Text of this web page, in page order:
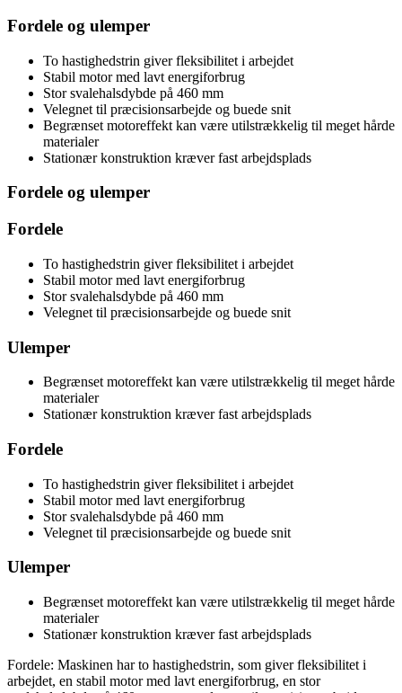
Fordele og ulemper
To hastighedstrin giver fleksibilitet i arbejdet
Stabil motor med lavt energiforbrug
Stor svalehalsdybde på 460 mm
Velegnet til præcisionsarbejde og buede snit
Begrænset motoreffekt kan være utilstrækkelig til meget hårde
materialer
Stationær konstruktion kræver fast arbejdsplads
Fordele og ulemper
Fordele
To hastighedstrin giver fleksibilitet i arbejdet
Stabil motor med lavt energiforbrug
Stor svalehalsdybde på 460 mm
Velegnet til præcisionsarbejde og buede snit
Ulemper
Begrænset motoreffekt kan være utilstrækkelig til meget hårde
materialer
Stationær konstruktion kræver fast arbejdsplads
Fordele
To hastighedstrin giver fleksibilitet i arbejdet
Stabil motor med lavt energiforbrug
Stor svalehalsdybde på 460 mm
Velegnet til præcisionsarbejde og buede snit
Ulemper
Begrænset motoreffekt kan være utilstrækkelig til meget hårde
materialer
Stationær konstruktion kræver fast arbejdsplads
Fordele: Maskinen har to hastighedstrin, som giver fleksibilitet i
arbejdet, en stabil motor med lavt energiforbrug, en stor